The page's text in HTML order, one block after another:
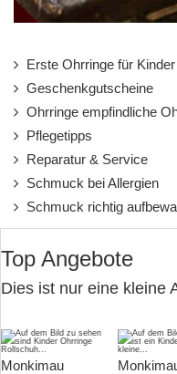
Erste Ohrringe für Kinder
Geschenkgutscheine
Ohrringe empfindliche
Pflegetipps
Reparatur & Service
Schmuck bei Allergien
Schmuck richtig
Top Angebote
Dies ist nur eine kleine
Monkimau